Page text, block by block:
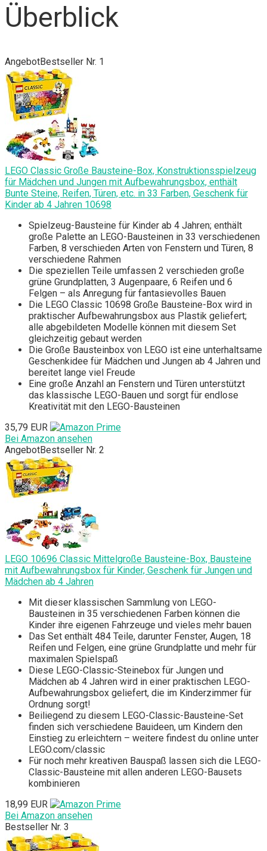
Überblick
AngebotBestseller Nr. 1
LEGO Classic Große Bausteine-Box, Konstruktionsspielzeug
für Mädchen und Jungen mit Aufbewahrungsbox, enthält
Bunte Steine, Reifen, Türen, etc. in 33 Farben, Geschenk für
Kinder ab 4 Jahren 10698
Spielzeug-Bausteine für Kinder ab 4 Jahren; enthält
große Palette an LEGO-Bausteinen in 33 verschiedenen
Farben, 8 verschieden Arten von Fenstern und Türen, 8
verschiedene Rahmen
Die speziellen Teile umfassen 2 verschieden große
grüne Grundplatten, 3 Augenpaare, 6 Reifen und 6
Felgen – als Anregung für fantasievolles Bauen
Die LEGO Classic 10698 Große Bausteine-Box wird in
praktischer Aufbewahrungsbox aus Plastik geliefert;
alle abgebildeten Modelle können mit diesem Set
gleichzeitig gebaut werden
Die Große Bausteinbox von LEGO ist eine unterhaltsame
Geschenkidee für Mädchen und Jungen ab 4 Jahren und
bereitet lange viel Freude
Eine große Anzahl an Fenstern und Türen unterstützt
das klassische LEGO-Bauen und sorgt für endlose
Kreativität mit den LEGO-Bausteinen
35,79 EUR
Bei Amazon ansehen
AngebotBestseller Nr. 2
LEGO 10696 Classic Mittelgroße Bausteine-Box, Bausteine
mit Aufbewahrungsbox für Kinder, Geschenk für Jungen und
Mädchen ab 4 Jahren
Mit dieser klassischen Sammlung von LEGO-
Bausteinen in 35 verschiedenen Farben können die
Kinder ihre eigenen Fahrzeuge und vieles mehr bauen
Das Set enthält 484 Teile, darunter Fenster, Augen, 18
Reifen und Felgen, eine grüne Grundplatte und mehr für
maximalen Spielspaß
Diese LEGO-Classic-Steinebox für Jungen und
Mädchen ab 4 Jahren wird in einer praktischen LEGO-
Aufbewahrungsbox geliefert, die im Kinderzimmer für
Ordnung sorgt!
Beiliegend zu diesem LEGO-Classic-Bausteine-Set
finden sich verschiedene Bauideen, um Kindern den
Einstieg zu erleichtern – weitere findest du online unter
LEGO.com/classic
Für noch mehr kreativen Bauspaß lassen sich die LEGO-
Classic-Bausteine mit allen anderen LEGO-Bausets
kombinieren
18,99 EUR
Bei Amazon ansehen
Bestseller Nr. 3